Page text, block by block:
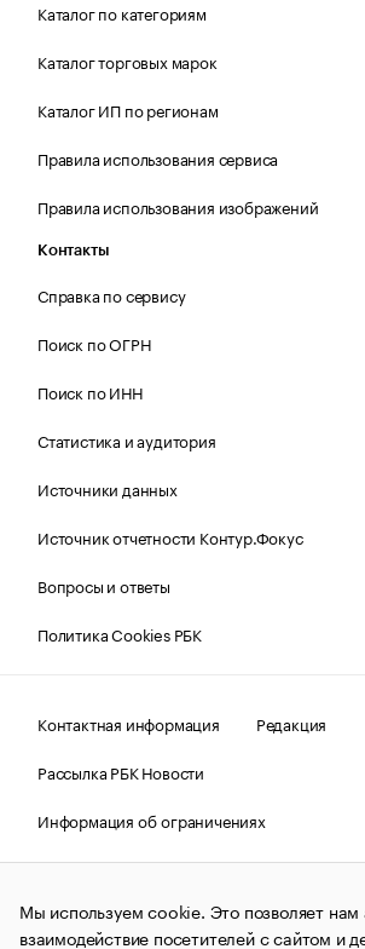
Каталог по категориям
Каталог торговых марок
Каталог ИП по регионам
Правила использования сервиса
Правила использования изображений
Контакты
Справка по сервису
Поиск по ОГРН
Поиск по ИНН
Статистика и аудитория
Источники данных
Источник отчетности Контур.Фокус
Вопросы и ответы
Политика Cookies РБК
Контактная информация
Редакция
Рассылка РБК Новости
Информация об ограничениях
Правовая информация
О соблюдении
© АО «РОСБИЗНЕСКОНСАЛТИНГ»,
и материалы информационного агентства
Мы используем cookie. Это позволяет нам
взаимодействие посетителей с сайтом и